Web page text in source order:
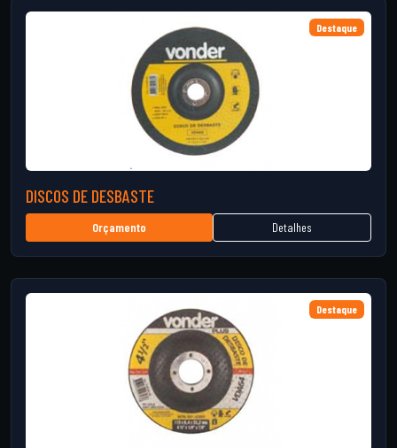
Destaque
DISCOS DE DESBASTE
Orçamento Detalhes
Destaque